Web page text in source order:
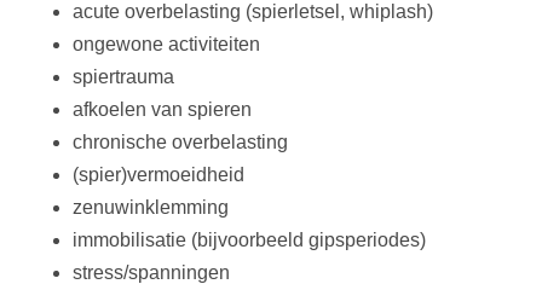
acute overbelasting (spierletsel, whiplash)
ongewone activiteiten
spiertrauma
afkoelen van spieren
chronische overbelasting
(spier)vermoeidheid
zenuwinklemming
immobilisatie (bijvoorbeeld gipsperiodes)
stress/spanningen